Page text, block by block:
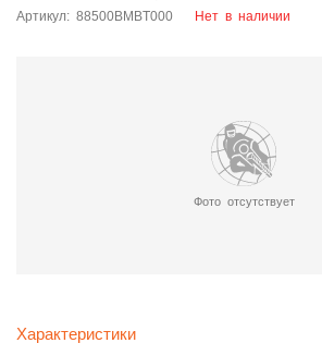
Артикул: 88500BMBT000 Нет в наличии
Фото отсутствует
Характеристики